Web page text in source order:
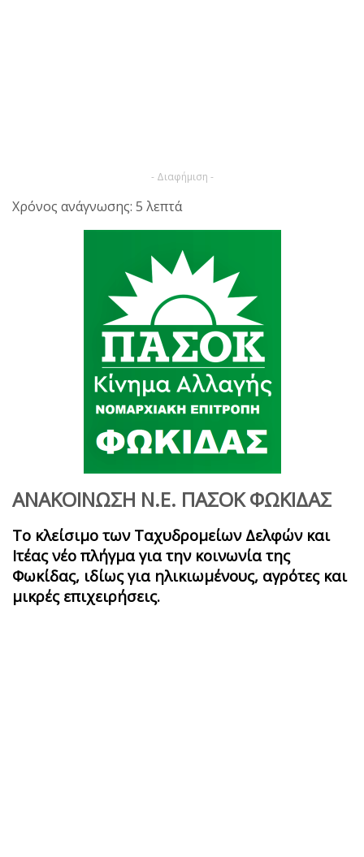
- Διαφήμιση -
Χρόνος ανάγνωσης: 5 λεπτά
ΑΝΑΚΟΙΝΩΣΗ Ν.Ε. ΠΑΣΟΚ ΦΩΚΙΔΑΣ
Το κλείσιμο των Ταχυδρομείων Δελφών και
Ιτέας νέο πλήγμα για την κοινωνία της
Φωκίδας, ιδίως για ηλικιωμένους, αγρότες και
μικρές επιχειρήσεις.